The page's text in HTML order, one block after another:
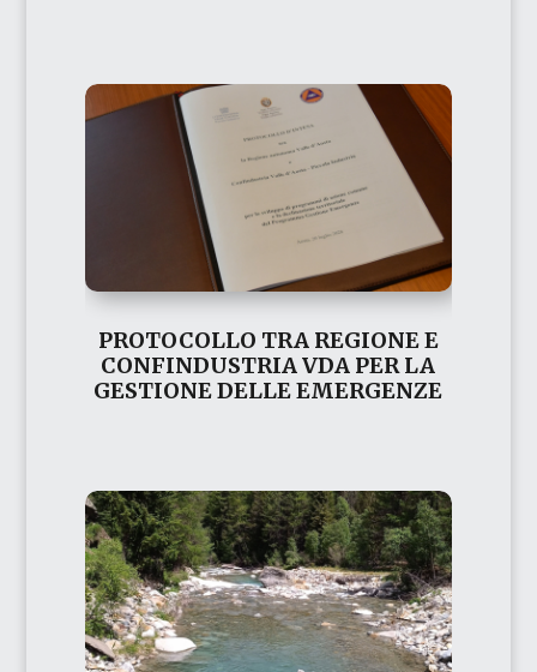
PROTOCOLLO TRA REGIONE E
CONFINDUSTRIA VDA PER LA
GESTIONE DELLE EMERGENZE